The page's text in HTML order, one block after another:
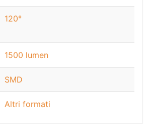
120°
1500 lumen
SMD
Altri formati